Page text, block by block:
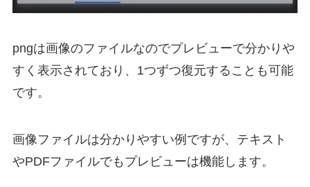
pngは画像のファイルなのでプレビューで分かりや
すく表示されており、1つずつ復元することも可能
です。
画像ファイルは分かりやすい例ですが、テキスト
やPDFファイルでもプレビューは機能します。